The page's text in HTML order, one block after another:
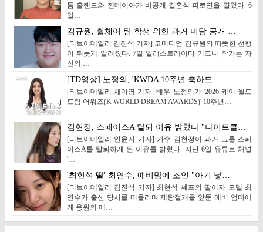
톰 홀랜드와 젠데이아가 비공개 결혼식 피로연을 열었다. 6
일…
김규원, 휠체어 탄 학생 위한 과거 미담 공개 …
[티브이데일리 김진석 기자] 코미디언 김규원의 따뜻한 선행
이 뒤늦게 알려졌다. 7일 일러스트레이터 키크니 작가는 자
신의 …
[TD영상] 노정의, 'KWDA 10주년 축하드…
[티브이데일리 채아영 기자] 배우 노정의가 '2026 케이 월드
드림 어워즈(K WORLD DREAM AWARDS)' 10주년…
김현정, 스페이스A 탈퇴 이유 밝혔다 "나이트클…
[티브이데일리 안윤지 기자] 가수 김현정이 과거 그룹 스페
이스A를 탈퇴하게 된 이유를 밝혔다. 지난 6일 유튜브 채널
'…
'최현석 딸' 최연수, 예비맘에 조언 "아기 낳…
[티브이데일리 김진석 기자] 최현석 셰프의 딸이자 모델 최
연수가 출산 당시를 떠올리며 제왕절개를 앞둔 예비 엄마에
게 응원의 메…